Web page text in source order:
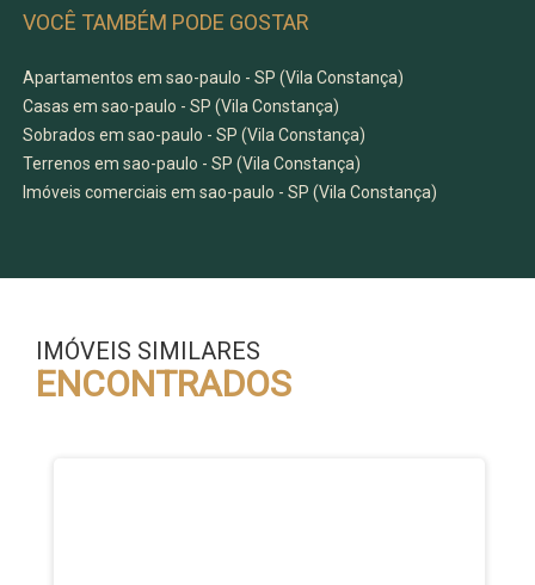
VOCÊ TAMBÉM PODE GOSTAR
Apartamentos em sao-paulo - SP (Vila Constança)
Casas em sao-paulo - SP (Vila Constança)
Sobrados em sao-paulo - SP (Vila Constança)
Terrenos em sao-paulo - SP (Vila Constança)
Imóveis comerciais em sao-paulo - SP (Vila Constança)
IMÓVEIS SIMILARES
ENCONTRADOS